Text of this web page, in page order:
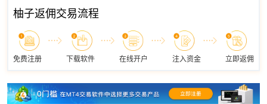
柚子返佣交易流程
免费注册 下载软件 在线开户 注入资金 立即返佣